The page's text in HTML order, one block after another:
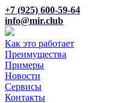
+7 (925) 600-59-64
info@mir.club
Как это работает
Преимущества
Примеры
Новости
Сервисы
Контакты